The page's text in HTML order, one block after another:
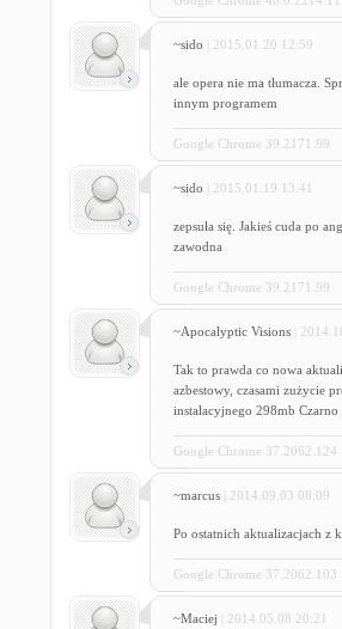
~sido | 2015.01.20 12:59
ale opera nie ma tłumacza.
innym programem
Google Chrome 39.2171.99
~sido | 2015.01.19 13:41
zepsuła się. Jakieś cuda po
zawodna
Google Chrome 39.2171.99
~Apocalyptic Visions |
Tak to prawda co nowa
azbestowy, czasami zużycie
instalacyjnego 298mb Czarno
Google Chrome 37.2062.124
~marcus | 2014.09.03 08:09
Po ostatnich aktualizacjach z
Google Chrome 37.2062.103
~Maciej | 2014.05.08 20:21